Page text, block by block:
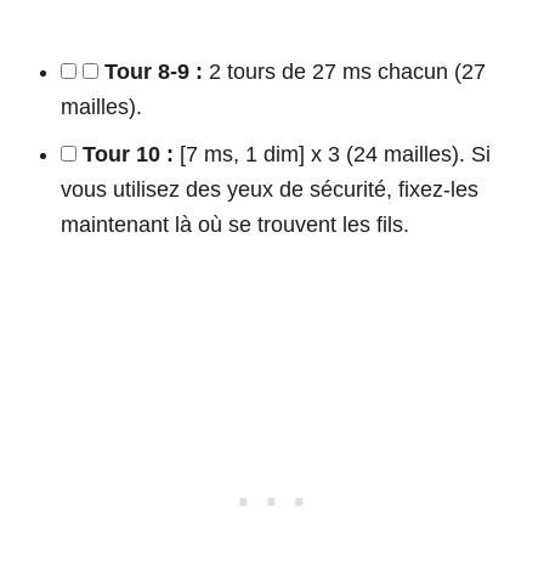
Tour 8-9 : 2 tours de 27 ms chacun (27
mailles).
Tour 10 : [7 ms, 1 dim] x 3 (24 mailles). Si
vous utilisez des yeux de sécurité, fixez-les
maintenant là où se trouvent les fils.